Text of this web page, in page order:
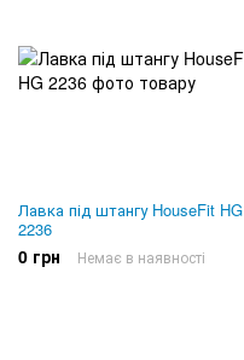
Лавка під штангу HouseFit HG
2236
0 грн Немає в наявності